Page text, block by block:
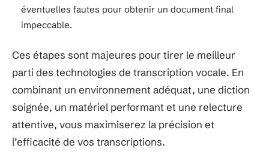
éventuelles fautes pour obtenir un document final
impeccable.
Ces étapes sont majeures pour tirer le meilleur
parti des technologies de transcription vocale. En
combinant un environnement adéquat, une diction
soignée, un matériel performant et une relecture
attentive, vous maximiserez la précision et
l’efficacité de vos transcriptions.